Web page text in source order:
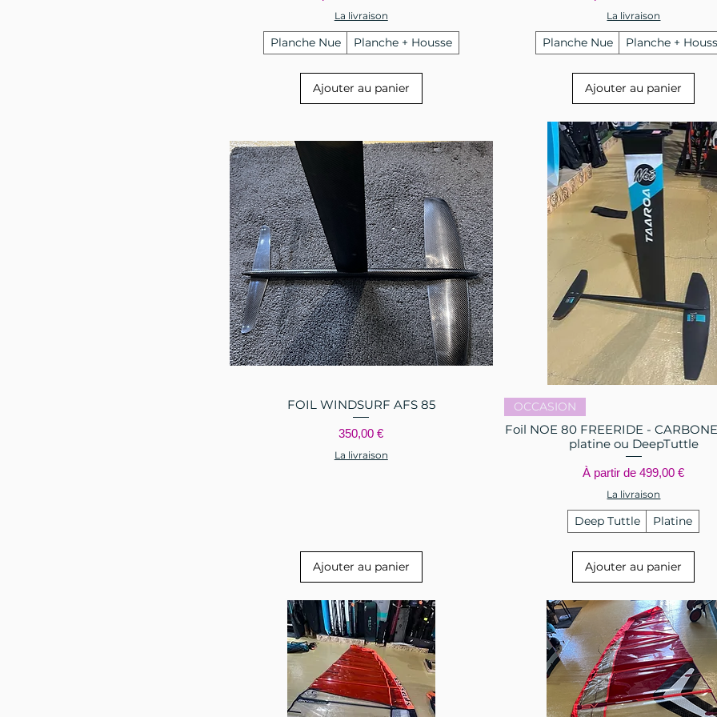
La livraison
Planche Nue Planche + Housse
Ajouter au panier
La livraison
Planche Nue Planche +
Ajouter au panier
Aperçu rapide
FOIL WINDSURF AFS 85
Prix
350,00 €
La livraison
Ajouter au panier
OCCASION
Foil NOE 80 FREERIDE -
platine ou DeepTuttle
À partir de499,00 €
Prix promotionnel
La livraison
Deep Tuttle Platine
Ajouter au panier